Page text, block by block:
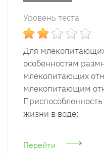
Уровень теста
Для
особенностям
млекопитающих
млекопитающим
жизни в воде:
Перейти